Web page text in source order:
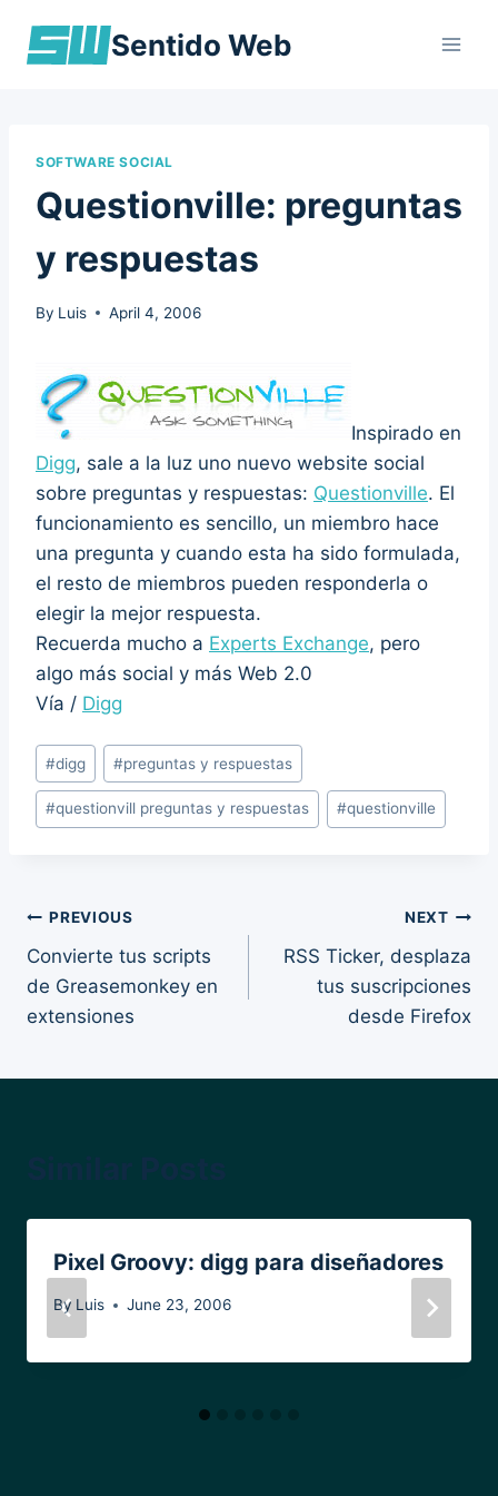
Sentido Web
SOFTWARE SOCIAL
Questionville: preguntas
y respuestas
By Luis April 4, 2006
Inspirado en
Digg, sale a la luz uno nuevo website social
sobre preguntas y respuestas: Questionville. El
funcionamiento es sencillo, un miembro hace
una pregunta y cuando esta ha sido formulada,
el resto de miembros pueden responderla o
elegir la mejor respuesta.
Recuerda mucho a Experts Exchange, pero
algo más social y más Web 2.0
Vía / Digg
Post
Tags:
#digg #preguntas y respuestas
#questionvill preguntas y respuestas #questionville
Post
navigation
PREVIOUS
Convierte tus scripts
de Greasemonkey en
extensiones
NEXT
RSS Ticker, desplaza
tus suscripciones
desde Firefox
Pixel Groovy: digg para diseñadores
By Luis June 23, 2006